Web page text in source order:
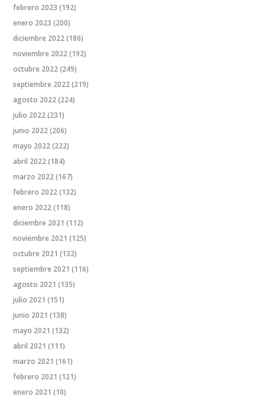
febrero 2023 (192)
enero 2023 (200)
diciembre 2022(186)
noviembre 2022(192)
octubre 2022(249)
septiembre 2022(219)
agosto 2022(224)
julio 2022(231)
junio 2022(206)
mayo 2022(222)
abril 2022(184)
marzo 2022(167)
febrero 2022(132)
enero 2022(118)
diciembre 2021 (112)
noviembre 2021 (125)
octubre 2021 (132)
septiembre 2021 (116)
agosto 2021 (135)
julio 2021 (151)
junio 2021 (138)
mayo 2021 (132)
abril 2021 (111)
marzo 2021 (161)
febrero 2021 (121)
enero 2021 (10)